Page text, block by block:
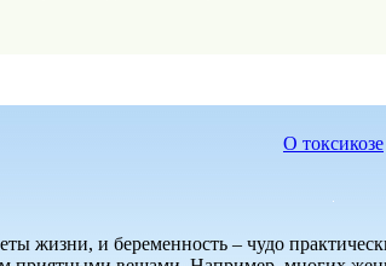
О токсикозе
жизни, и беременность – чудо